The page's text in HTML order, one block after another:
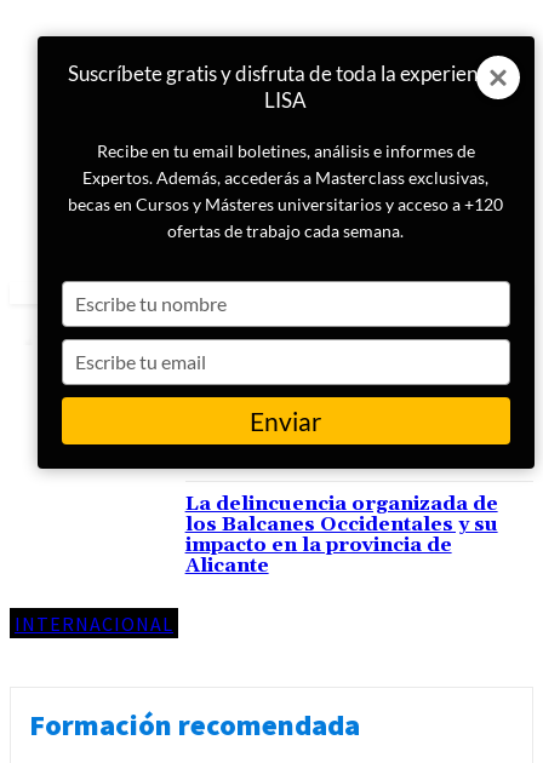
ETIQUETA
crimen organizado en España
INTERNACIONAL
La delincuencia organizada de
los Balcanes Occidentales y su
impacto en la provincia de
Alicante
Formación recomendada
Suscríbete gratis y disfruta de toda la experiencia
LISA
Recibe en tu email boletines, análisis e informes de
Expertos. Además, accederás a Masterclass exclusivas,
becas en Cursos y Másteres universitarios y acceso a +120
ofertas de trabajo cada semana.
your
name
your
email
Enviar